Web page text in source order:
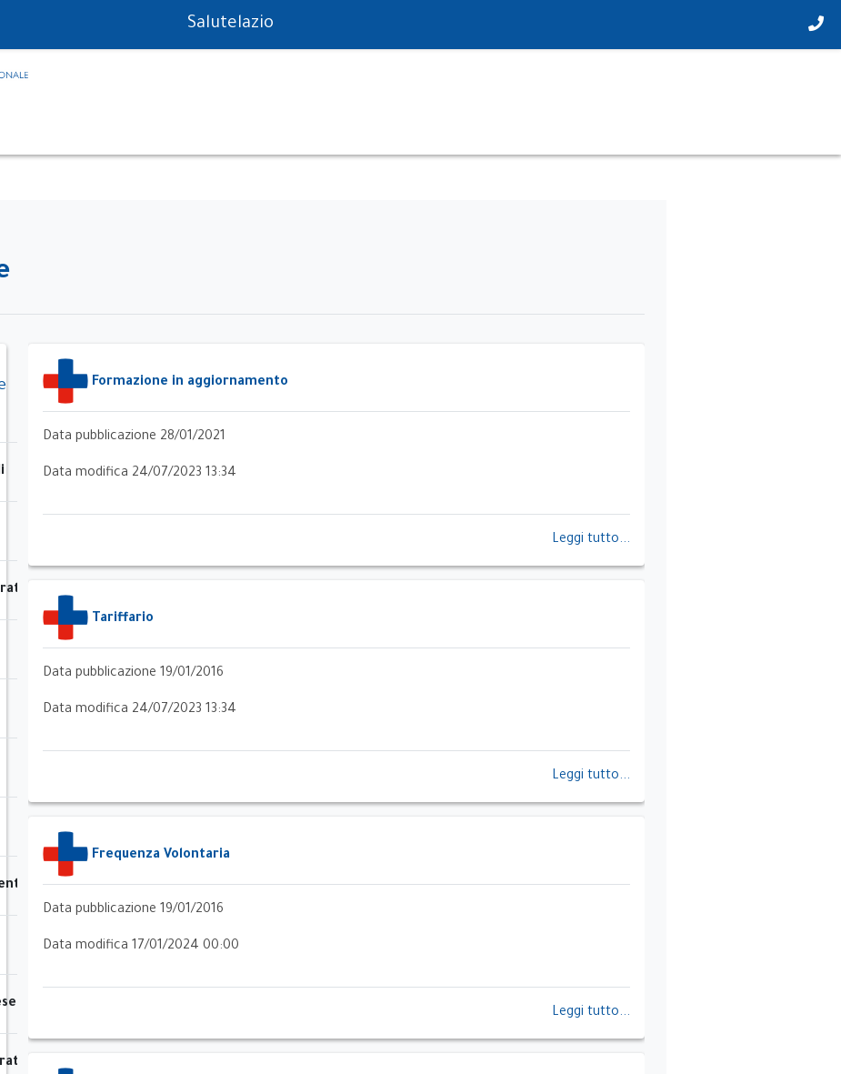
PS in tempo reale
Salutelazio
Formazione in aggiornamento
Data pubblicazione 28/01/2021
Data modifica 24/07/2023 13:34
Leggi tutto...
Tariffario
Data pubblicazione 19/01/2016
Data modifica 24/07/2023 13:34
Leggi tutto...
Frequenza Volontaria
Data pubblicazione 19/01/2016
Data modifica 17/01/2024 00:00
Leggi tutto...